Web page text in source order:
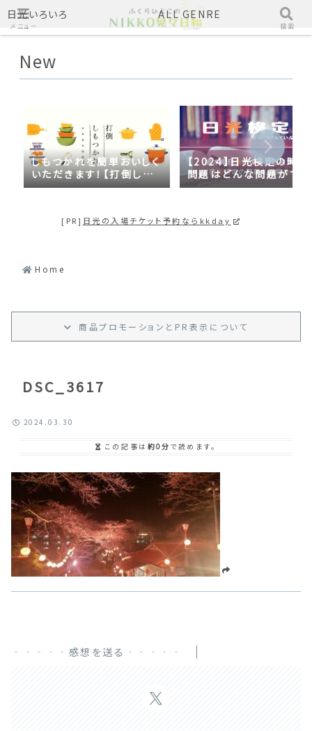
日光いろいろ ALL GENRE
New
しもつかれを簡単おいしく
いただきます！【打倒しも
つかれｓｅａｓｏｎ２】
【2024】日光検定の時事
問題はどんな問題がでる
の？2023年の時事問題
[PR] 日光の入場チケット予約ならkkday
Home
商品プロモーション と PR 表示 について
DSC_3617
2024.03.30
この記事は 約0分 で読めます。
‐‐‐‐‐感想を送る‐‐‐‐‐
メニュー 検索